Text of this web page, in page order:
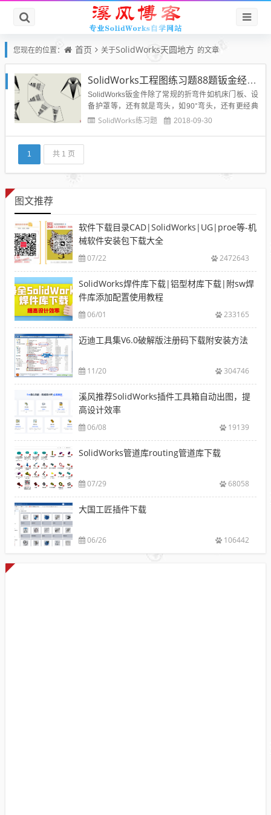
您现在的位置： 首页 关于SolidWorks天圆地方 的文章
SolidWorks工程图练习题88题钣金经典天圆地方出图练习题
SolidWorks钣金件除了常规的折弯件如机床门板、设
备护罩等，还有就是弯头，如90°弯头，还有更经典
的实例就是天圆地方件的出图了，很多公司都需要天
SolidWorks练习题 2018-09-30
1 共 1 页
图文推荐
软件下载目录CAD|SolidWorks|UG|proe等-机
械软件安装包下载大全
07/22 2472643
SolidWorks焊件库下载|铝型材库下载|附sw焊
件库添加配置使用教程
06/01 233165
迈迪工具集V6.0破解版注册码下载附安装方法
11/20 304746
溪风推荐SolidWorks插件工具箱自动出图，提
高设计效率
06/08 19139
SolidWorks管道库routing管道库下载
07/29 68058
大国工匠插件下载
06/26 106442